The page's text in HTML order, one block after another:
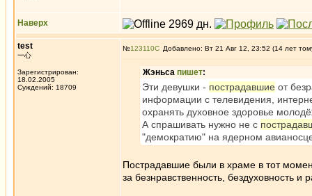
Наверх
test
一心
Зарегистрирован:
18.02.2005
Суждений: 18709
№123110 Добавлено: Вт 21 Авг 12, 23:52 (14 лет
Жэньса пишет:
Эти девушки - пострадавшие от
информации с телевидения,
охранять духовное здоровье
А спрашивать нужно не с
"демократию" на ядерном
Пострадавшие были в храме в тот
за безнравственность, бездуховность и